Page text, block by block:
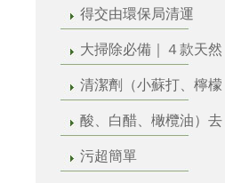
得交由環保局清運
大掃除必備｜４款天然
清潔劑（小蘇打、檸檬
酸、白醋、橄欖油）去
污超簡單